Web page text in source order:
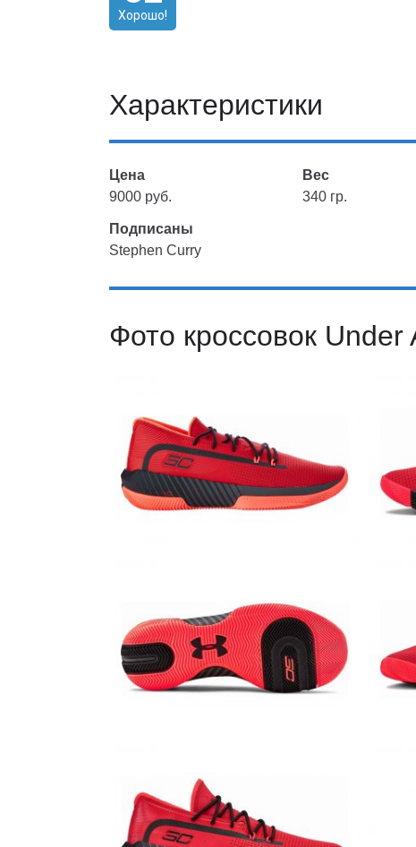
Хорошо!
Характеристики
Цена
9000 руб.
Вес
340 гр.
Подписаны
Stephen Curry
Фото кроссовок